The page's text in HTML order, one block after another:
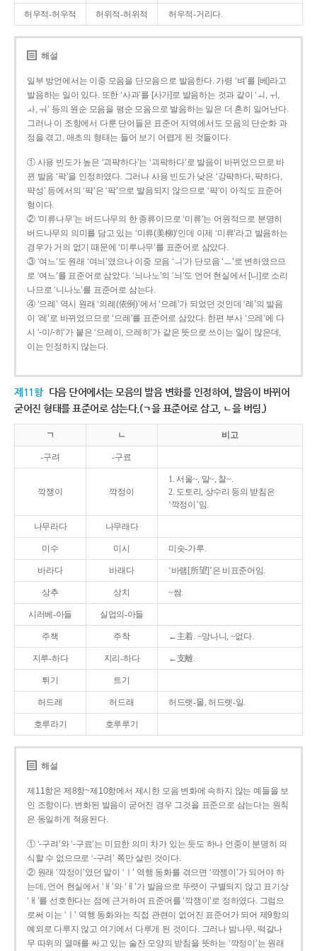
허우적-허우적 허위적-허위적 허우적-거리다.
해설
일부 방언에서는 이중 모음을 단모음으로 발음한다. 가령 ‘벼’를 [베]라고
발음하는 일이 있다. 또한 ‘사과’를 [사가]로 발음하는 것과 같이 ‘ㅚ, ㅟ,
ㅘ, ㅝ’ 등의 원순 모음을 평순 모음으로 발음하는 일은 더 흔히 일어난다.
그러나 이 조항에서 다룬 단어들은 표준어 지역에서도 모음의 단순화 과
정을 겪고, 애초의 형태는 들어 보기 어렵게 된 것들이다.
① 사용 빈도가 높은 ‘괴퍅하다’는 ‘괴팍하다’로 발음이 바뀌었으므로 바
뀐 발음 ‘팍’을 인정하였다. 그러나 사용 빈도가 낮은 ‘강퍅하다, 퍅하다,
퍅성’ 등에서의 ‘퍅’은 ‘팍’으로 발음되지 않으므로 ‘퍅’이 아직도 표준어
형이다.
② ‘미류나무’는 버드나무의 한 종류이므로 ‘미류’는 어원적으로 분명히
버드나무의 의미를 담고 있는 ‘미류(美柳)’인데 이제 ‘미류’라고 발음하는
경우가 거의 없기 때문에 ‘미루나무’를 표준어로 삼았다.
③ ‘여느’도 원래 ‘여늬’였으나 이중 모음 ‘ㅢ’가 단모음 ‘ㅡ’로 변하였으므
로 ‘여느’를 표준어로 삼았다. ‘늬나노’의 ‘늬’도 언어 현실에서 [니]로 소리
나므로 ‘니나노’를 표준어로 삼는다.
④ ‘으례’ 역시 원래 ‘의례(依例)’에서 ‘으례’가 되었던 것인데 ‘례’의 발음
이 ‘레’로 바뀌었으므로 ‘으레’를 표준어로 삼았다. 한편 부사 ‘으레’에 다
시 ‘-이/-히’가 붙은 ‘으레이, 으레히’가 같은 뜻으로 쓰이는 일이 많은데,
이는 인정하지 않는다.
제11항 다음 단어에서는 모음의 발음 변화를 인정하여, 발음이 바뀌어
굳어진 형태를 표준어로 삼는다.(ㄱ을 표준어로 삼고, ㄴ을 버림.)
ㄱ ㄴ 비고
-구려 -구료
깍쟁이 깍정이
1. 서울~, 알~, 찰~.
2. 도토리, 상수리 등의 받침은
‘깍정이’임.
나무라다 나무래다
미수 미시 미숫-가루.
바라다 바래다 ‘바램[所望]’은 비표준어임.
상추 상치 ~쌈.
시러베-아들 실업의-아들
주책 주착 ←主着. ~망나니, ~없다.
지루-하다 지리-하다 ←支離.
튀기 트기
허드레 허드래 허드렛-물, 허드렛-일.
호루라기 호루루기
해설
제11항은 제8항~제10항에서 제시한 모음 변화에 속하지 않는 예들을 보
인 조항이다. 변화된 발음이 굳어진 경우 그것을 표준으로 삼는다는 원칙
은 동일하게 적용된다.
① ‘-구려’와 ‘-구료’는 미묘한 의미 차가 있는 듯도 하나 언중이 분명히 의
식할 수 없으므로 ‘-구려’ 쪽만 살린 것이다.
② 원래 ‘깍정이’였던 말이 ‘ㅣ’ 역행 동화를 겪으면 ‘깍젱이’가 되어야 하
는데, 언어 현실에서 ‘ㅐ’와 ‘ㅔ’가 발음으로 뚜렷이 구별되지 않고 표기상
‘ㅐ’를 선호한다는 점에 근거하여 표준어를 ‘깍쟁이’로 정하였다. 그럼으
로써 이는 ‘ㅣ’ 역행 동화와는 직접 관련이 없어진 표준어가 되어 제9항의
예외로 다루지 않고 여기에서 다루게 된 것이다. 그러나 밤나무, 떡갈나
무 따위의 열매를 싸고 있는 술잔 모양의 받침을 뜻하는 ‘깍정이’는 원래